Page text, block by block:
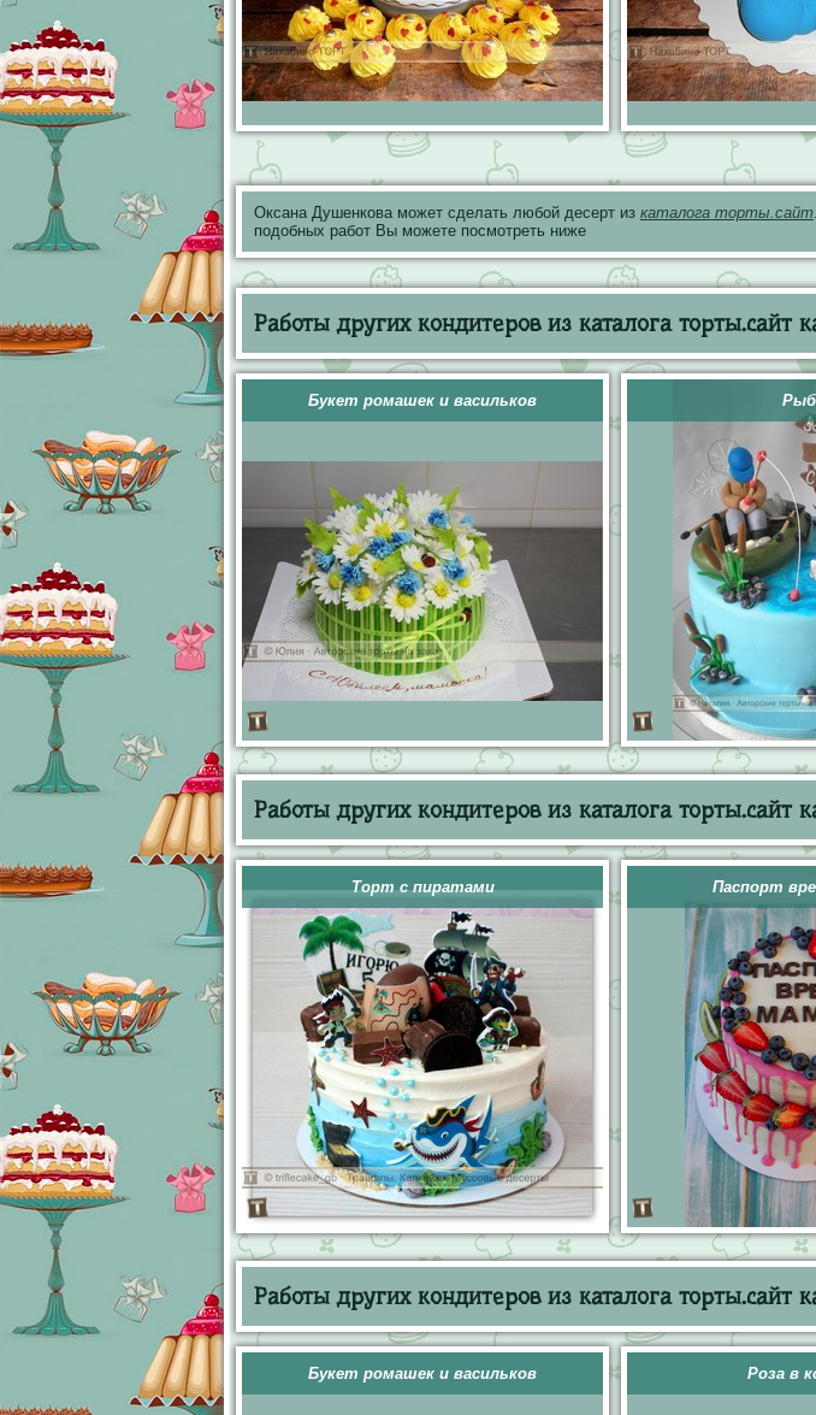
Оксана Душенкова может сделать любой десерт из каталога торты.сайт
подобных работ Вы можете посмотреть ниже
Работы других кондитеров из каталога торты.сайт
Букет ромашек и васильков
Работы других кондитеров из каталога торты.сайт
Торт с пиратами Паспорт
Работы других кондитеров из каталога торты.сайт
Букет ромашек и васильков Роза в